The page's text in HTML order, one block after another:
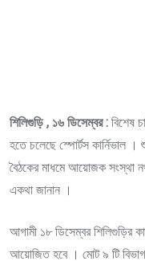
শিলিগুড়ি , ১৬ ডিসেম্বর : বিশেষ
হতে চলেছে স্পোর্টস কার্নিভাল ।
বৈঠকের মাধমে আয়োজক সংস্থা
একথা জানান ।
আগামী ১৮ ডিসেম্বর শিলিগুড়ির
আয়োজিত হবে । মোট ৯ টি